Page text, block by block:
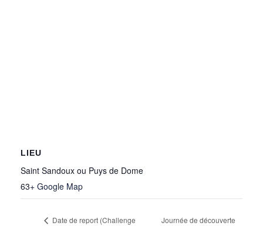
LIEU
Saint Sandoux ou Puys de Dome
63+ Google Map
Date de report (Challenge
Journée de découverte